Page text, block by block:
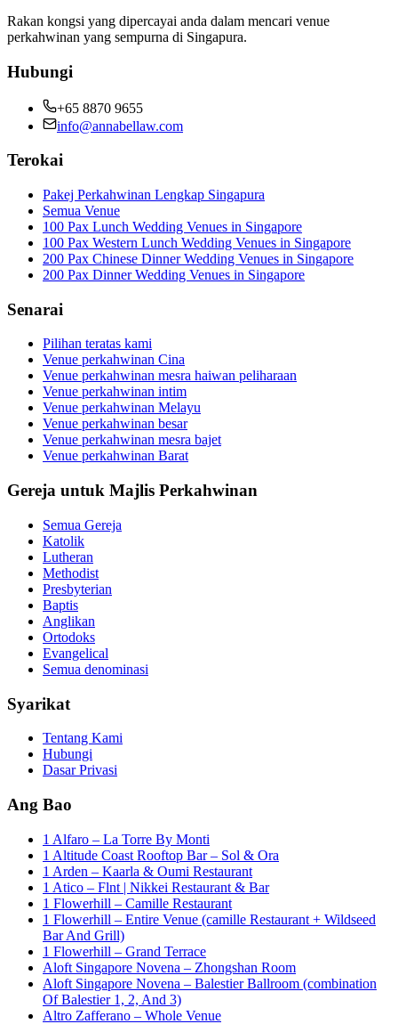
Rakan kongsi yang dipercayai anda dalam mencari venue
perkahwinan yang sempurna di Singapura.
Hubungi
+65 8870 9655
info@annabellaw.com
Terokai
Pakej Perkahwinan Lengkap Singapura
Semua Venue
100 Pax Lunch Wedding Venues in Singapore
100 Pax Western Lunch Wedding Venues in Singapore
200 Pax Chinese Dinner Wedding Venues in Singapore
200 Pax Dinner Wedding Venues in Singapore
Senarai
Pilihan teratas kami
Venue perkahwinan Cina
Venue perkahwinan mesra haiwan peliharaan
Venue perkahwinan intim
Venue perkahwinan Melayu
Venue perkahwinan besar
Venue perkahwinan mesra bajet
Venue perkahwinan Barat
Gereja untuk Majlis Perkahwinan
Semua Gereja
Katolik
Lutheran
Methodist
Presbyterian
Baptis
Anglikan
Ortodoks
Evangelical
Semua denominasi
Syarikat
Tentang Kami
Hubungi
Dasar Privasi
Ang Bao
1 Alfaro – La Torre By Monti
1 Altitude Coast Rooftop Bar – Sol & Ora
1 Arden – Kaarla & Oumi Restaurant
1 Atico – Flnt | Nikkei Restaurant & Bar
1 Flowerhill – Camille Restaurant
1 Flowerhill – Entire Venue (camille Restaurant + Wildseed
Bar And Grill)
1 Flowerhill – Grand Terrace
Aloft Singapore Novena – Zhongshan Room
Aloft Singapore Novena – Balestier Ballroom (combination
Of Balestier 1, 2, And 3)
Altro Zafferano – Whole Venue